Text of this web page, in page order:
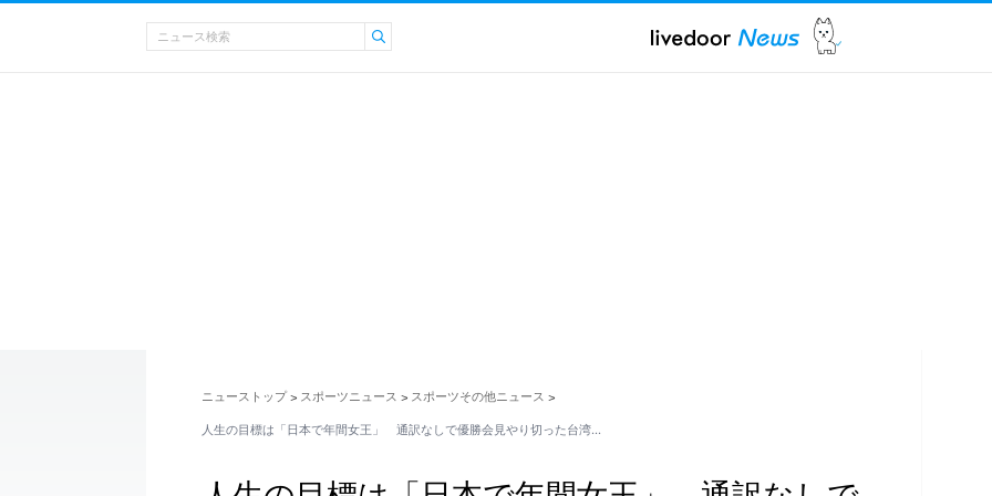
ニューストップ > スポーツニュース > スポーツその他ニュース >
人生の目標は「日本で年間女王」 通訳なしで優勝会見やり切った台湾…